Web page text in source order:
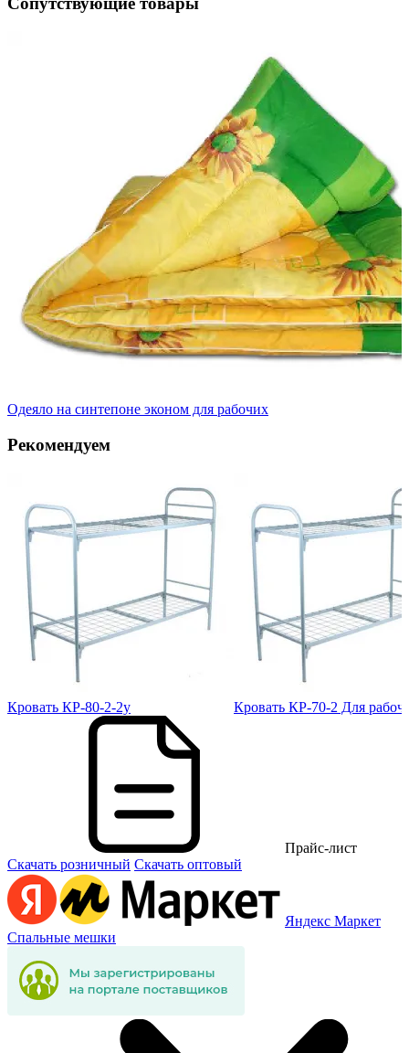
Одеяло на синтепоне эконом для рабочих
Рекомендуем
Кровать КР-80-2-2у Кровать КР-70-2 Для
Прайс-лист
Скачать розничный Скачать оптовый
Яндекс Маркет
Спальные мешки